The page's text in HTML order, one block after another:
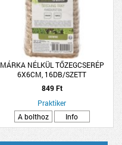
MÁRKA NÉLKÜL TŐZEGCSERÉP
6X6CM, 16DB/SZETT
849 Ft
Praktiker
A bolthoz
Info